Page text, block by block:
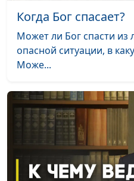
отвернулся?
Порядок в жизни и
духовность: точки
соприкосновения
Когда Бог спасает?
Может ли Бог спасти
опасной ситуации, в
Може...